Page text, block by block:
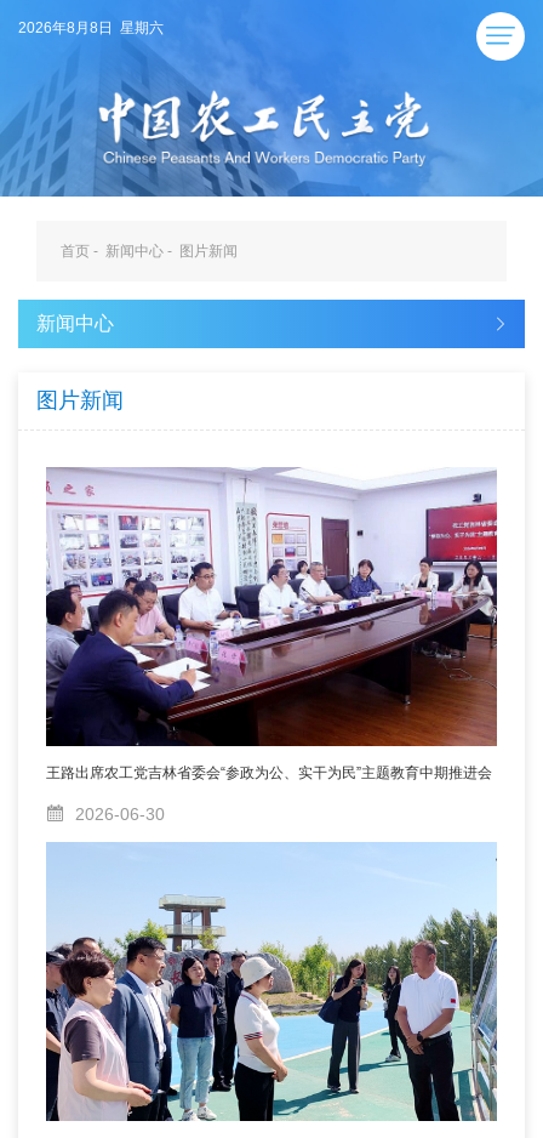
2026年8月8日 星期六
首页 - 新闻中心 - 图片新闻
新闻中心
图片新闻
王路出席农工党吉林省委会“参政为公、实干为民”主题教育中期推进会
2026-06-30